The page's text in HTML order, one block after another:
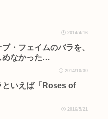
2014/4/16
・フェイムのバラを、
めなかった…
2014/10/30
といえば「Roses of
2016/5/21